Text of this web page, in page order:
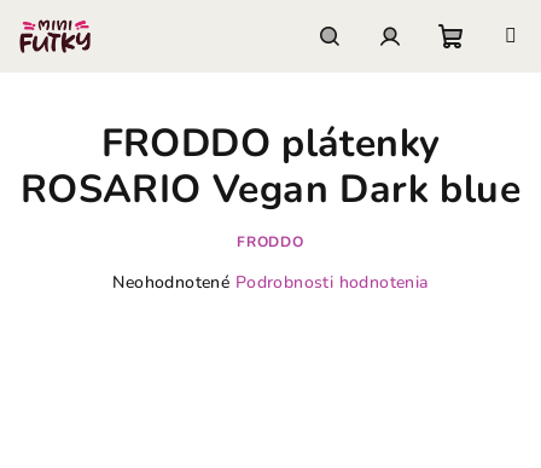
obsah
FRODDO plátenky
ROSARIO Vegan Dark blue
FRODDO
Priemerné
Neohodnotené Podrobnosti hodnotenia